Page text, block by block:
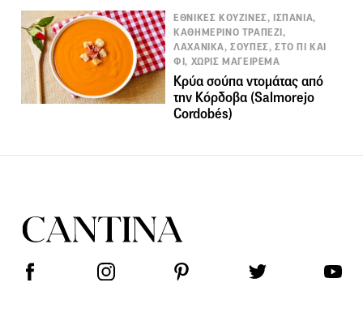
ΕΘΝΙΚΕΣ ΚΟΥΖΙΝΕΣ, ΙΣΠΑΝΙΑ,
ΚΑΘΗΜΕΡΙΝΟ ΤΡΑΠΕΖΙ,
ΛΑΧΑΝΙΚΑ, ΣΟΥΠΕΣ, ΣΤΟ ΠΙ ΚΑΙ
ΦΙ, ΧΩΡΙΣ ΜΑΓΕΙΡΕΜΑ
Κρύα σούπα ντομάτας από
την Κόρδοβα (Salmorejo
Cordobés)